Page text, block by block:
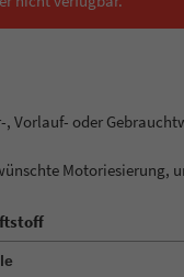
Vorlauf- oder
Motoriesierung,